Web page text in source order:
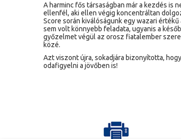
A harminc fős társaságban már a kezdés is
ellenfél, aki ellen végig koncentráltan
Score során kiválóságunk egy wazari
sem volt könnyebb feladata, ugyanis a
győzelmet végül az orosz fiatalember
közé.
Azt viszont újra, sokadjára bizonyította,
odafigyelni a jövőben is!